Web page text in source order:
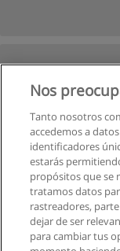
2 Siguiente
Página1de2
Ver cursos históricos
Nos
Tanto nosotros
accedemos a
identificadores
estarás
propósitos que se
tratamos datos
rastreadores,
dejar de ser
para cambiar tus